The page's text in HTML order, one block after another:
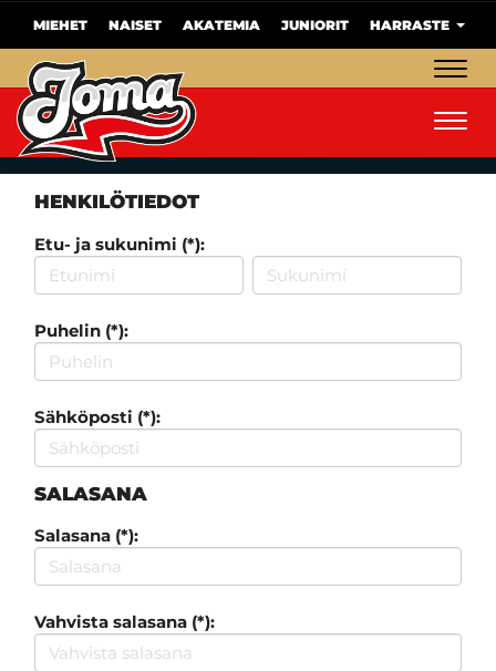
MIEHET NAISET AKATEMIA JUNIORIT HARRASTE
HENKILÖTIEDOT
Etu- ja sukunimi (*):
Puhelin (*):
Sähköposti (*):
SALASANA
Salasana (*):
Vahvista salasana (*):